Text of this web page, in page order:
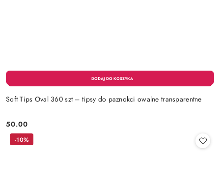
Soft Tips Oval 360 szt – tipsy do paznokci owalne transparentne
Cena:
50.00
-10%